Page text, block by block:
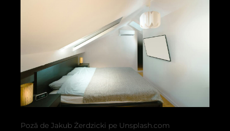
Poză de Jakub Żerdzicki pe Unsplash.com